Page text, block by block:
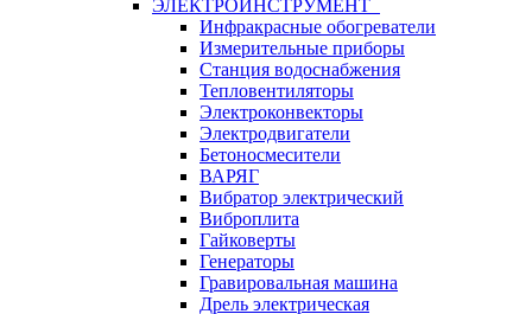
ЭЛЕКТРОИНСТРУМЕНТ
Инфракрасные обогреватели
Измерительные приборы
Станция водоснабжения
Тепловентиляторы
Электроконвекторы
Электродвигатели
Бетоносмесители
ВАРЯГ
Вибратор электрический
Виброплита
Гайковерты
Генераторы
Гравировальная машина
Дрель электрическая